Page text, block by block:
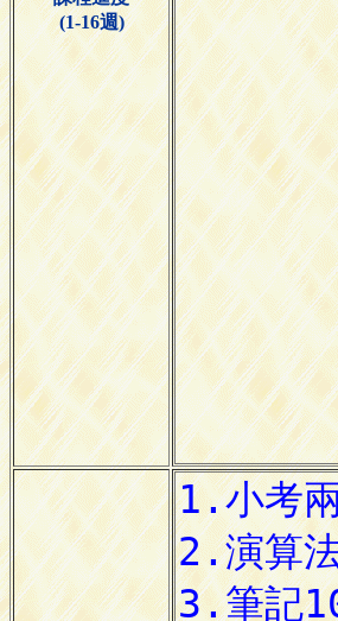
(1-16週)